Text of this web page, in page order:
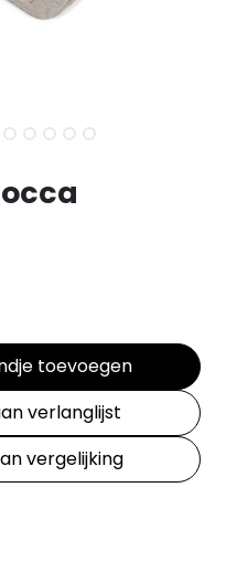
toevoegen
vergelijking
verlanglijst